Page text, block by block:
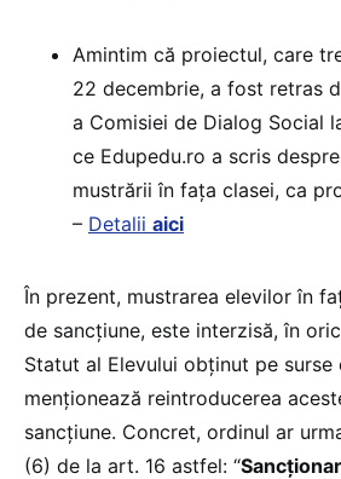
Amintim că proiectul, care
22 decembrie, a fost retras
a Comisiei de Dialog Social
ce Edupedu.ro a scris
mustrării în fața clasei, ca
– Detalii aici
În prezent, mustrarea elevilor în
de sancțiune, este interzisă, în
Statut al Elevului obținut pe surse
menționează reintroducerea
sancțiune. Concret, ordinul ar
(6) de la art. 16 astfel: “